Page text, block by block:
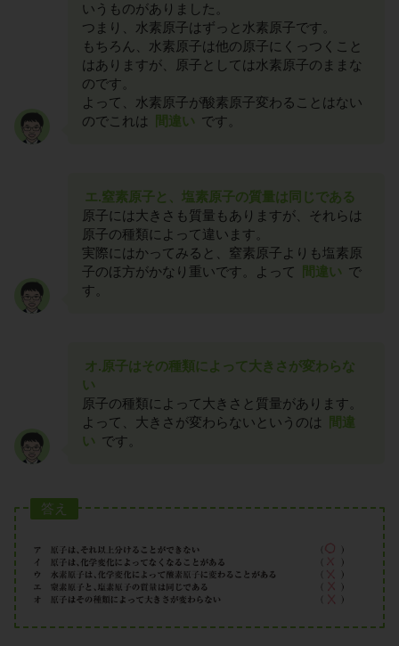
いうものがありました。
つまり、水素原子はずっと水素原子です。
もちろん、水素原子は他の原子にくっつくこと
はありますが、原子としては水素原子のままな
のです。
よって、水素原子が酸素原子変わることはない
のでこれは
間違い です。
エ.窒素原子と、塩素原子の質量は同じである
原子には大きさも質量もありますが、それらは
原子の種類によって違います。
実際にはかってみると、窒素原子よりも塩素原
子のほ方がかなり重いです。よって
間違い で
す。
オ.原子はその種類によって大きさが変わらな
い
原子の種類によって大きさと質量があります。
よって、大きさが変わらないというのは
間違
い です。
答え